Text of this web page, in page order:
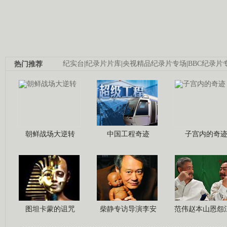
纪实台 纪录片片库 央视精品纪录片专场 BBC纪录片
热门推荐
朝鲜战场大逆转 中国工程奇迹 子宫内的奇迹
图坦卡蒙的诅咒 柴静专访导演李安 范伟赵本山恩怨